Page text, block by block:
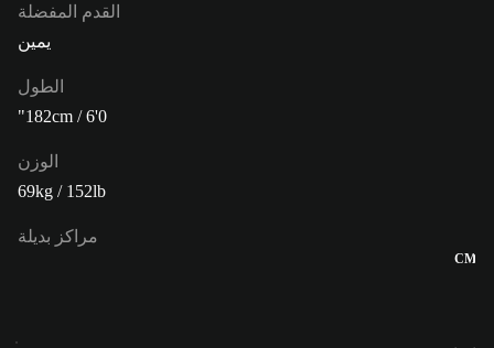
القدم المفضلة
يمين
الطول
182cm / 6'0"
الوزن
69kg / 152lb
مراكز بديلة
CM